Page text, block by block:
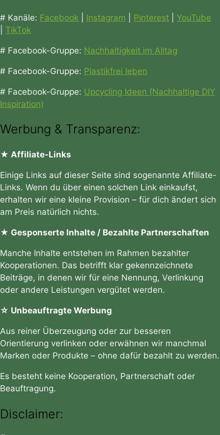
# Kanäle: Facebook Instagram Pinterest
YouTube
TikTok
# Facebook-Gruppe: Nachhaltigkeit im Alltag
# Facebook-Gruppe: Plastikfrei leben
# Facebook-Gruppe: Upcycling Ideen (Nachhaltige DIY
Inspiration)
Werbung & Transparenz:
★ Affiliate-Links
Einige Links auf dieser Seite sind sogenannte Affiliate-
Links. Wenn du über einen solchen Link einkaufst,
erhalten wir eine kleine Provision – für dich ändert sich
am Preis natürlich nichts.
★ Gesponserte Inhalte / Bezahlte Partnerschaften
Manche Inhalte entstehen im Rahmen bezahlter
Kooperationen. Das betrifft klar gekennzeichnete
Beiträge, in denen wir für eine Nennung, Verlinkung
oder andere Leistungen vergütet werden.
☆ Unbeauftragte Werbung
Aus reiner Überzeugung oder zur besseren
Orientierung verlinken oder erwähnen wir manchmal
Marken oder Produkte – ohne dafür bezahlt zu werden.
Es besteht keine Kooperation, Partnerschaft oder
Beauftragung.
Disclaimer: